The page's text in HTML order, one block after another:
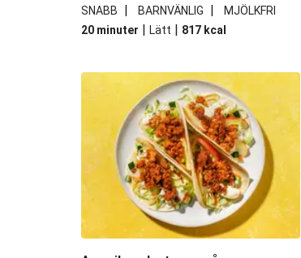
SNABB
| BARNVÄNLIG |
MJÖLKFRI
20 minuter | Lätt | 817 kcal